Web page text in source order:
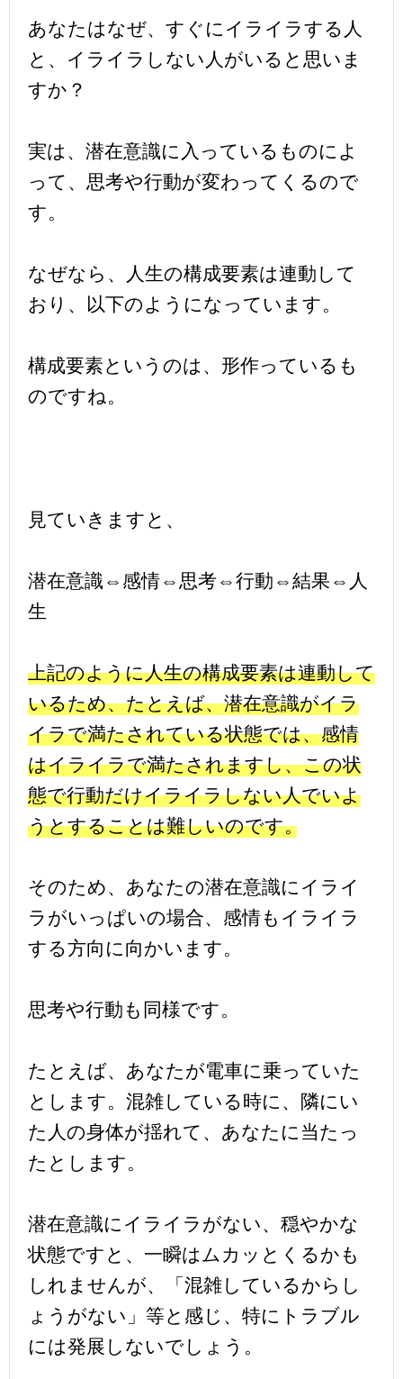
あなたはなぜ、すぐにイライラする人
と、イライラしない人がいると思いま
すか？
実は、潜在意識に入っているものによ
って、思考や行動が変わってくるので
す。
なぜなら、人生の構成要素は連動して
おり、以下のようになっています。
構成要素というのは、形作っているも
のですね。
見ていきますと、
潜在意識⇔感情⇔思考⇔行動⇔結果⇔人
生
上記のように人生の構成要素は連動して
いるため、たとえば、潜在意識がイラ
イラで満たされている状態では、感情
はイライラで満たされますし、この状
態で行動だけイライラしない人でいよ
うとすることは難しいのです。
そのため、あなたの潜在意識にイライ
ラがいっぱいの場合、感情もイライラ
する方向に向かいます。
思考や行動も同様です。
たとえば、あなたが電車に乗っていた
とします。混雑している時に、隣にい
た人の身体が揺れて、あなたに当たっ
たとします。
潜在意識にイライラがない、穏やかな
状態ですと、一瞬はムカッとくるかも
しれませんが、「混雑しているからし
ょうがない」等と感じ、特にトラブル
には発展しないでしょう。